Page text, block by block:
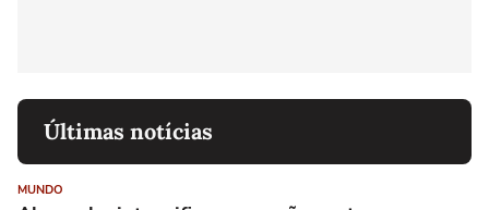
Últimas notícias
MUNDO